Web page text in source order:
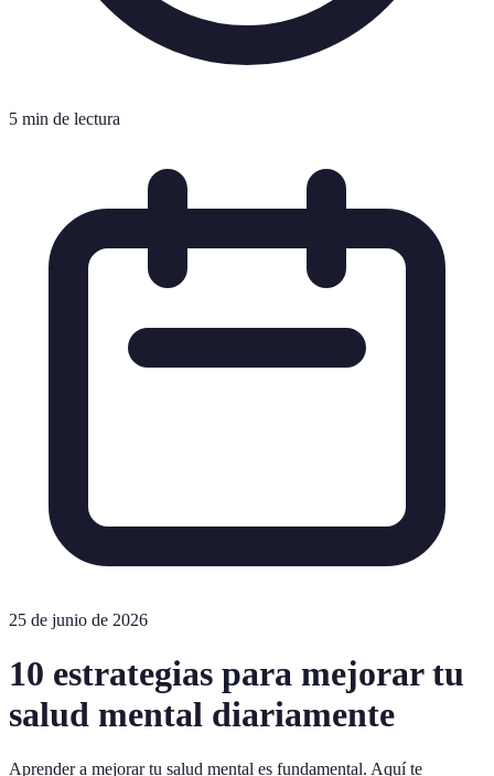
5 min de lectura
25 de junio de 2026
10 estrategias para mejorar tu
salud mental diariamente
Aprender a mejorar tu salud mental es fundamental. Aquí te